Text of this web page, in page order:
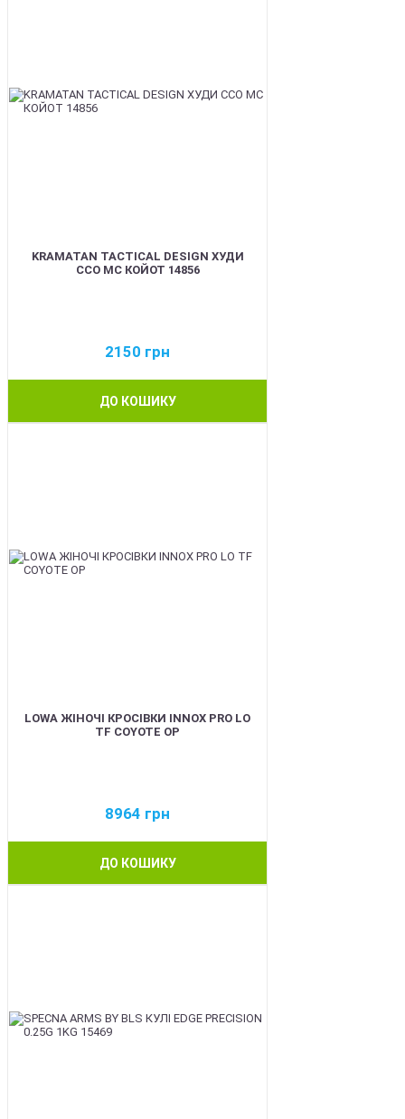
KRAMATAN TACTICAL DESIGN ХУДИ
ССО МС КОЙОТ 14856
2150 грн
ДО КОШИКУ
LOWA ЖІНОЧІ КРОСІВКИ INNOX PRO LO
TF COYOTE OP
8964 грн
ДО КОШИКУ